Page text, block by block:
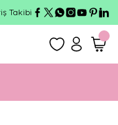
Takibi